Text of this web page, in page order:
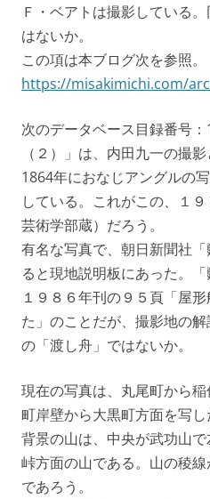
Ｆ・ベアトは撮影している
はないか。
この項は本ブログ次を参
https://misakimichi.com/
次のデータベース目録番号
（２）」は、内田九一の撮
1864年におなじアングルの
している。これがこの、１
芸術学部蔵）だろう。
有名な写真で、朝日新聞社
ると現地説明板にあった。「
１９８６年刊の９５頁「屋
た」のことだが、撮影地の
の「渡し舟」ではないか。
現在の写真は、丸尾町から
町岸壁から大黒町方面を写し
背景の山は、中央が武功山
峠方面の山である。山の稜
であろう。